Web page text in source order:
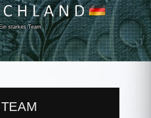
Ein starkes Team